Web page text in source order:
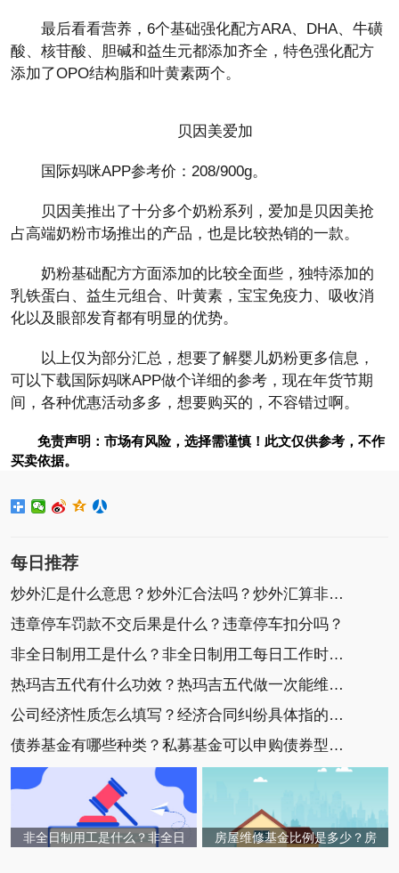
最后看看营养，6个基础强化配方ARA、DHA、牛磺
酸、核苷酸、胆碱和益生元都添加齐全，特色强化配方
添加了OPO结构脂和叶黄素两个。
贝因美爱加
国际妈咪APP参考价：208/900g。
贝因美推出了十分多个奶粉系列，爱加是贝因美抢
占高端奶粉市场推出的产品，也是比较热销的一款。
奶粉基础配方方面添加的比较全面些，独特添加的
乳铁蛋白、益生元组合、叶黄素，宝宝免疫力、吸收消
化以及眼部发育都有明显的优势。
以上仅为部分汇总，想要了解婴儿奶粉更多信息，
可以下载国际妈咪APP做个详细的参考，现在年货节期
间，各种优惠活动多多，想要购买的，不容错过啊。
免责声明：市场有风险，选择需谨慎！此文仅供参考，不作
买卖依据。
每日推荐
炒外汇是什么意思？炒外汇合法吗？炒外汇算非法集
违章停车罚款不交后果是什么？违章停车扣分吗？
非全日制用工是什么？非全日制用工每日工作时间不
热玛吉五代有什么功效？热玛吉五代做一次能维持多
公司经济性质怎么填写？经济合同纠纷具体指的是什
债券基金有哪些种类？私募基金可以申购债券型基金
非全日制用工是什么？非全日 房屋维修基金比例是多少？房